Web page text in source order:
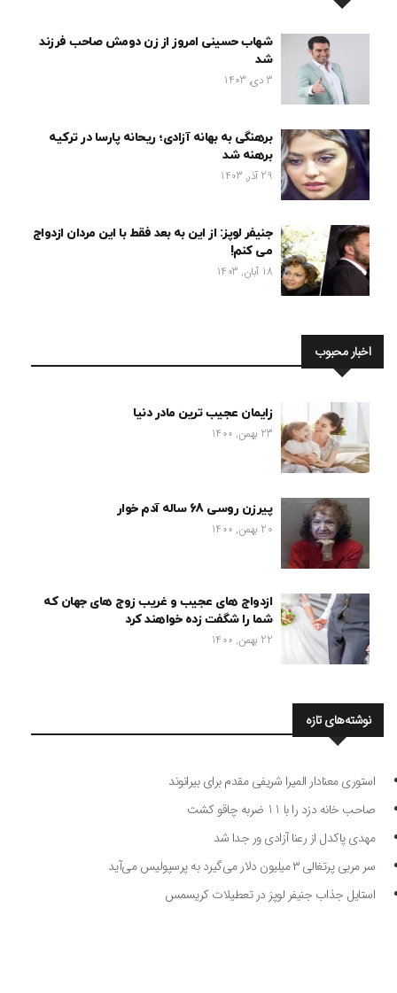
شهاب حسینی امروز از زن دومش صاحب فرزند
شد
3 دی, 1403
برهنگی به بهانه آزادی؛ ریحانه پارسا در ترکیه
برهنه شد
29 آذر, 1403
جنیفر لوپز: از این به بعد فقط با این مردان ازدواج
می کنم!
18 آبان, 1403
اخبار محبوب
زایمان عجیب ترین مادر دنیا
23 بهمن, 1400
پیرزن روسی 68 ساله آدم خوار
20 بهمن, 1400
ازدواج های عجیب و غریب زوج های جهان که
شما را شگفت زده خواهند کرد
22 بهمن, 1400
نوشته‌های تازه
استوری معنادار المیرا شریفی مقدم برای بیرانوند
صاحب خانه دزد را با 11 ضربه چاقو کشت
مهدی پاکدل از رعنا آزادی ور جدا شد
سر مربی پرتغالی ۳ میلیون دلار می‌گیرد به پرسپولیس می‌آید
استایل جذاب جنیفر لوپز در تعطیلات کریسمس